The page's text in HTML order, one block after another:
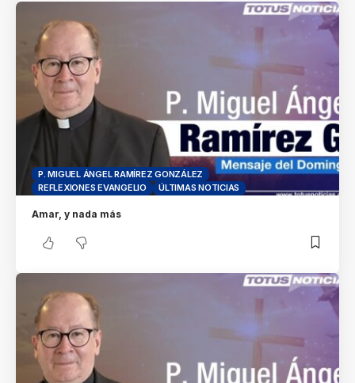
P. MIGUEL ÁNGEL RAMÍREZ GONZÁLEZ
REFLEXIONES EVANGELIO
ÚLTIMAS NOTICIAS
Amar, y nada más